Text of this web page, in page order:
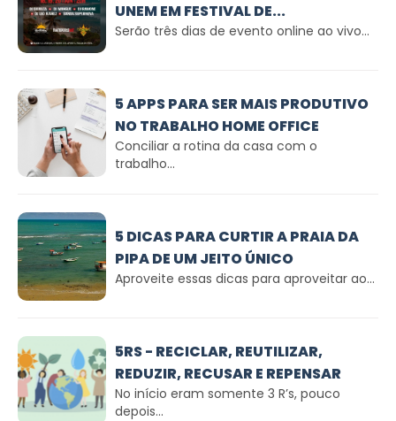
UNEM EM FESTIVAL DE...
Serão três dias de evento online ao vivo...
5 APPS PARA SER MAIS PRODUTIVO
NO TRABALHO HOME OFFICE
Conciliar a rotina da casa com o
trabalho...
5 DICAS PARA CURTIR A PRAIA DA
PIPA DE UM JEITO ÚNICO
Aproveite essas dicas para aproveitar ao...
5RS - RECICLAR, REUTILIZAR,
REDUZIR, RECUSAR E REPENSAR
No início eram somente 3 R’s, pouco
depois...